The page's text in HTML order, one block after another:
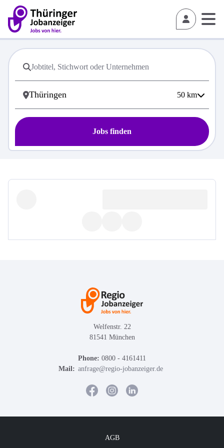
50 km
Jobs finden
Welfenstr. 22
81541 München
Phone: 0800 - 4161411
Mail: anfrage@regio-jobanzeiger.de
AGB